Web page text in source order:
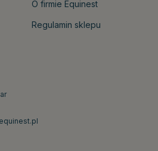
O firmie Equinest
Regulamin sklepu